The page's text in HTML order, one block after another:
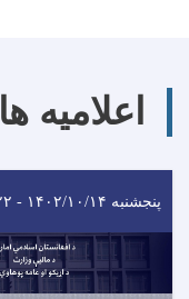
اعلامیه ها
پنجشنبه ۱۴۰۲/۱۰/۱۴ - ۱۰:۲۲